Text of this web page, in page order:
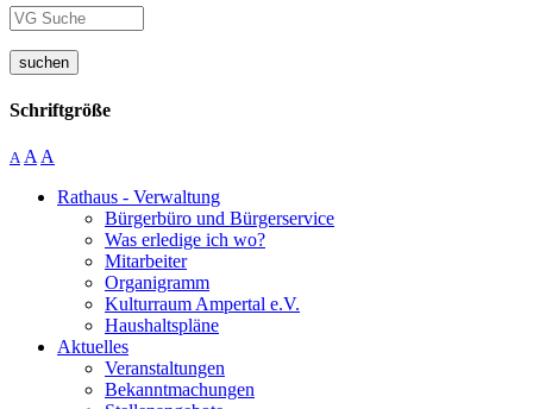
suchen
Schriftgröße
A A A
Rathaus - Verwaltung
Bürgerbüro und Bürgerservice
Was erledige ich wo?
Mitarbeiter
Organigramm
Kulturraum Ampertal e.V.
Haushaltspläne
Aktuelles
Veranstaltungen
Bekanntmachungen